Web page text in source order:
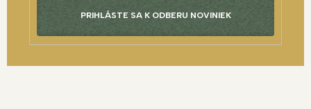
PRIHLÁSTE SA K ODBERU NOVINIEK